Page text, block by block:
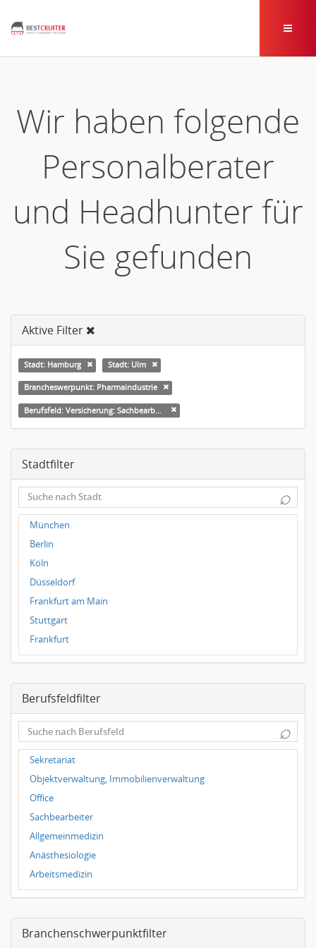
Wir haben folgende
Personalberater
und Headhunter für
Sie gefunden
Aktive Filter
Stadt: Hamburg Stadt: Ulm
Brancheswerpunkt: Pharmaindustrie
Berufsfeld: Versicherung: Sachbearbeitung
Stadtfilter
⌕
München
Berlin
Köln
Düsseldorf
Frankfurt am Main
Stuttgart
Frankfurt
Dresden
Leipzig
Dortmund
Wuppertal
Hallbergmoos
Würzburg
Grünwald
Bielefeld
Hannover
Duisburg
Berufsfeldfilter
⌕
Sekretariat
Objektverwaltung, Immobilienverwaltung
Office
Sachbearbeiter
Allgemeinmedizin
Anästhesiologie
Arbeitsmedizin
Augenheilkunde
Frauenheilkunde, Geburtshilfe
Branchenschwerpunktfilter